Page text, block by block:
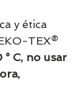
y ética
TEX®
° C, no usar